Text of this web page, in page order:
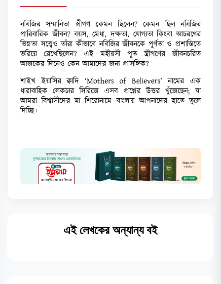
নবিজির সম্মানিতা স্ত্রীগণ কেমন ছিলেন? কেমন ছিল নবিজির
পারিবারিক জীবন? বয়স, মেধা, দক্ষতা, যোগ্যতা কিংবা আচরণের
ভিন্নতা সত্ত্বেও তাঁরা কীভাবে নবিজির জীবনকে পূর্ণতা ও প্রশান্তিতে
ভরিয়ে রেখেছিলেন? এই মহীয়সী পূত স্ত্রীগণের জীবনচরিত
আজকের দিনেও কেন আমাদের জন্য প্রাসঙ্গিক?
শাইখ ইয়াসির ক্বাদি ‘Mothers of Believers’ নামের এক
ধারাবাহিক লেকচার সিরিজে এসব প্রশ্নের উত্তর খুঁজেছেন; যা
আমরা বিশ্বাসীদের মা শিরোনামে বাংলায় আপনাদের হাতে তুলে
দিচ্ছি।
এই লেখকের অন্যান্য বই